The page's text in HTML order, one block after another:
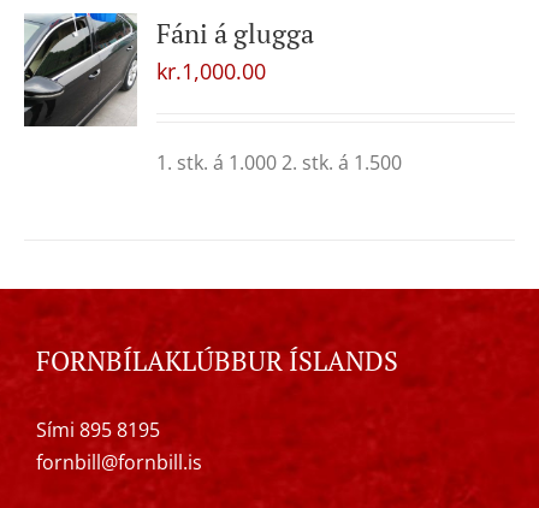
Fáni á glugga
kr.1,000.00
1. stk. á 1.000 2. stk. á 1.500
FORNBÍLAKLÚBBUR ÍSLANDS
Sími 895 8195
fornbill@fornbill.is